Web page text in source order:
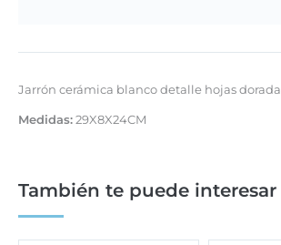
Jarrón cerámica blanco detalle hojas dorada
Medidas:29X8X24CM
También te puede interesar